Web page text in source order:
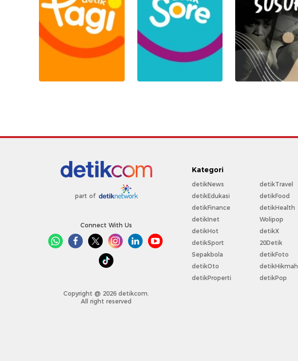
part of
Connect With Us
Copyright @ 2026 detikcom.
All right reserved
Kategori
detikNews
detikEdukasi
detikFinance
detikInet
detikHot
detikSport
Sepakbola
detikOto
detikProperti
detikTravel
detikFood
detikHealth
Wolipop
detikX
20Detik
detikFoto
detikHikmah
detikPop